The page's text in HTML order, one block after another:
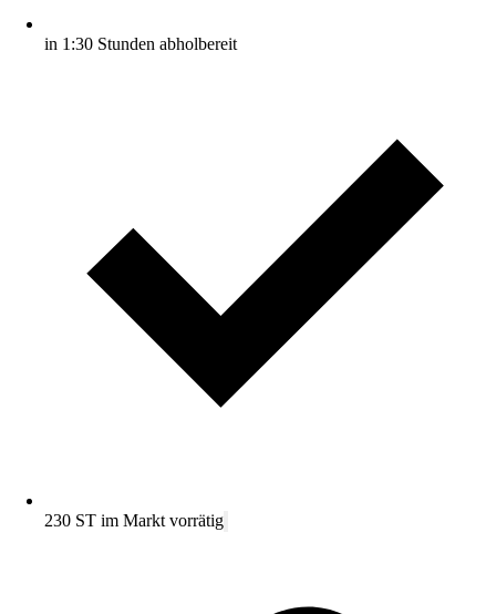
in 1:30 Stunden abholbereit
230 ST im Markt vorrätig